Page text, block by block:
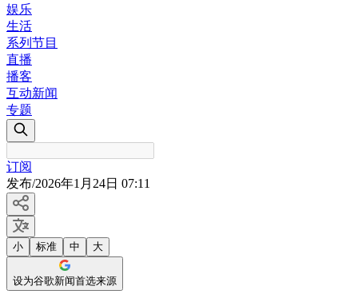
娱乐
生活
系列节目
直播
播客
互动新闻
专题
订阅
发布/2026年1月24日 07:11
小 标准 中 大
设为谷歌新闻首选来源